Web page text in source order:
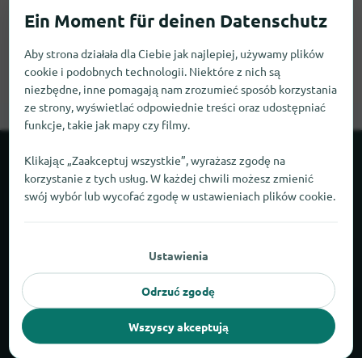
Przepraszamy, nie możemy teraz znaleźć Highland Park. Jeśli
dasz nam znać.
O locabee
Prawne
Nadruk
Aby strona działała dla Ciebie jak najlepiej, używamy plików
cookie i podobnych technologii. Niektóre z nich są
niezbędne, inne pomagają nam zrozumieć sposób korzystania
ze strony, wyświetlać odpowiednie treści oraz udostępniać
funkcje, takie jak mapy czy filmy.
Klikając „Zaakceptuj wszystkie”, wyrażasz zgodę na
korzystanie z tych usług. W każdej chwili możesz zmienić
swój wybór lub wycofać zgodę w ustawieniach plików cookie.
Ustawienia
Odrzuć zgodę
Wszyscy akceptują